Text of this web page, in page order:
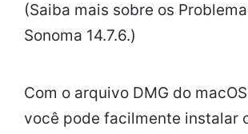
(Saiba mais sobre os
Sonoma 14.7.6.)
Com o arquivo DMG do
você pode facilmente instalar